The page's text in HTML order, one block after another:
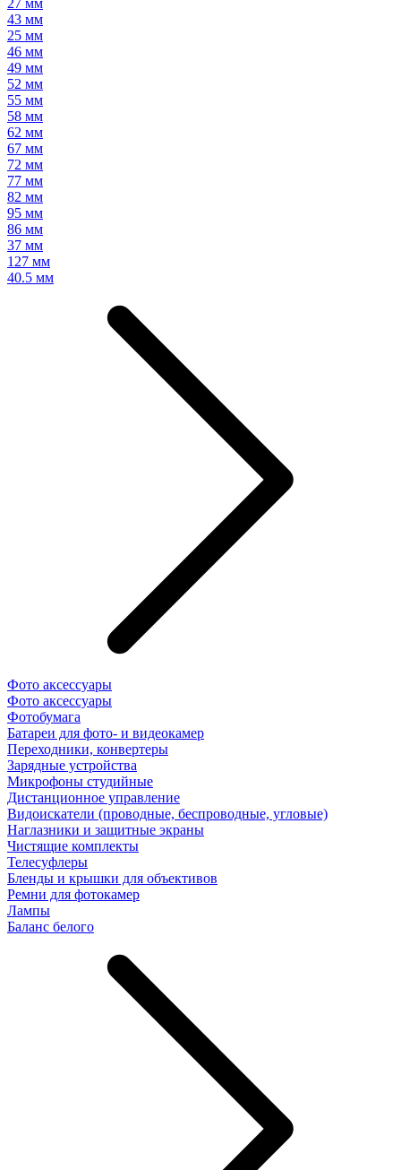
27 мм
43 мм
25 мм
46 мм
49 мм
52 мм
55 мм
58 мм
62 мм
67 мм
72 мм
77 мм
82 мм
95 мм
86 мм
37 мм
127 мм
40.5 мм
Фото аксессуары
Фото аксессуары
Фотобумага
Батареи для фото- и видеокамер
Переходники, конвертеры
Зарядные устройства
Микрофоны студийные
Дистанционное управление
Видоискатели (проводные, беспроводные, угловые)
Наглазники и защитные экраны
Чистящие комплекты
Телесуфлеры
Бленды и крышки для объективов
Ремни для фотокамер
Лампы
Баланс белого